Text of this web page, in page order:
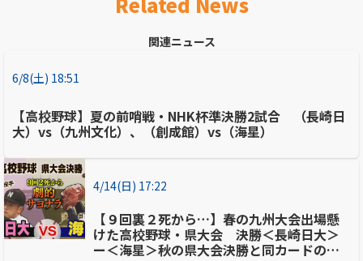
関連ニュース
6/8(土) 18:51
【高校野球】夏の前哨戦・NHK杯準決勝2試合 （長崎日
大）vs（九州文化）、（創成館）vs（海星）
4/14(日) 17:22
【９回裏２死から…】春の九州大会出場懸
けた高校野球・県大会 決勝＜長崎日大＞
ー＜海星＞秋の県大会決勝と同カードのラ